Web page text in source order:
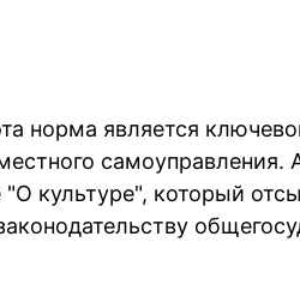
норма является
самоуправления.
"О культуре", который